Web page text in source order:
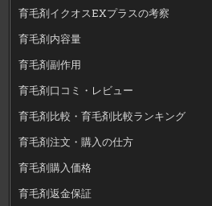
育毛剤イクオスEXプラスの考察
育毛剤内容量
育毛剤副作用
育毛剤口コミ・レビュー
育毛剤比較・育毛剤比較ランキング
育毛剤注文・購入の仕方
育毛剤購入価格
育毛剤返金保証